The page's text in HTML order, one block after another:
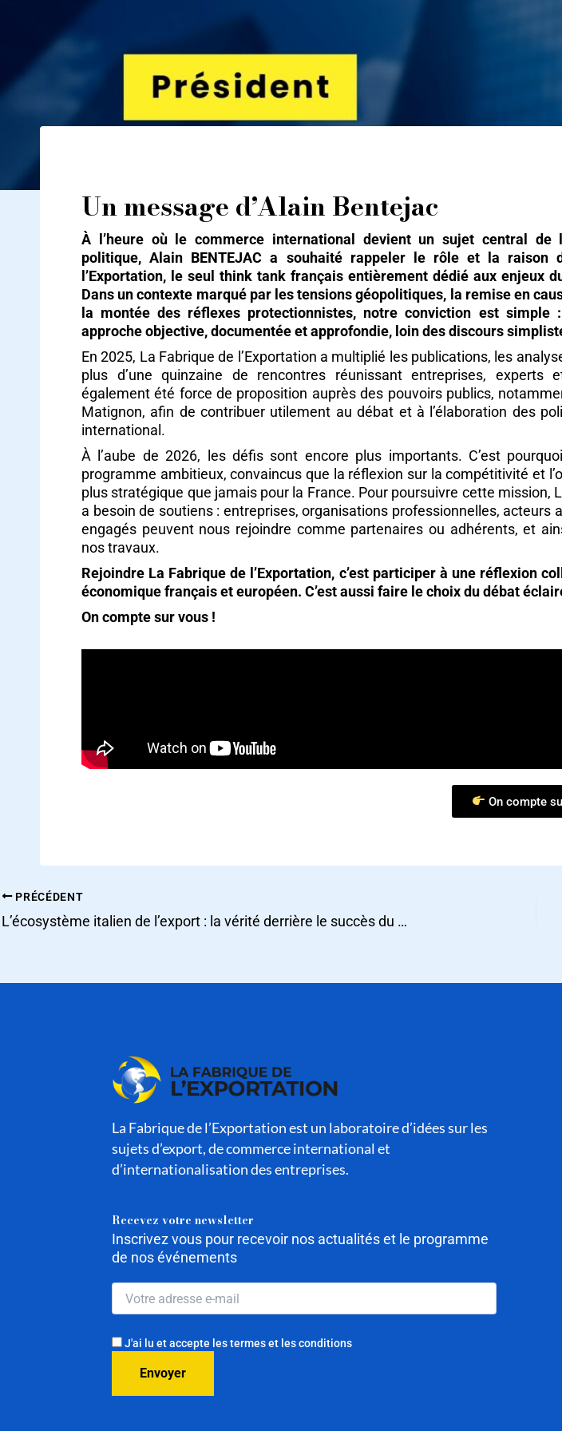
Un message d’Alain Bentejac
À l’heure où le commerce international devient un sujet central de
politique, Alain BENTEJAC a souhaité rappeler le rôle et la raison
l’Exportation, le seul think tank français entièrement dédié aux enjeux
Dans un contexte marqué par les tensions géopolitiques, la remise en
la montée des réflexes protectionnistes, notre conviction est
approche objective, documentée et approfondie, loin des discours
En 2025, La Fabrique de l’Exportation a multiplié les publications, les
plus d’une quinzaine de rencontres réunissant entreprises, experts
également été force de proposition auprès des pouvoirs publics,
Matignon, afin de contribuer utilement au débat et à l’élaboration des
international.
À l’aube de 2026, les défis sont encore plus importants. C’est
programme ambitieux, convaincus que la réflexion sur la compétitivité et
plus stratégique que jamais pour la France. Pour poursuivre cette mission,
a besoin de soutiens : entreprises, organisations professionnelles, acteurs
engagés peuvent nous rejoindre comme partenaires ou adhérents, et
nos travaux.
Rejoindre La Fabrique de l’Exportation, c’est participer à une réflexion
économique français et européen. C’est aussi faire le choix du débat
On compte sur vous !
On compte
PRÉCÉDENT
L’écosystème italien de l’export : la vérité derrière le succès du Made in Italy
La Fabrique de l’Exportation est un laboratoire d’idées sur les
sujets d’export, de commerce international et
d’internationalisation des entreprises.
Recevez votre newsletter
Inscrivez vous pour recevoir nos actualités et le programme
de nos événements
J'ai lu et accepte les termes et les conditions